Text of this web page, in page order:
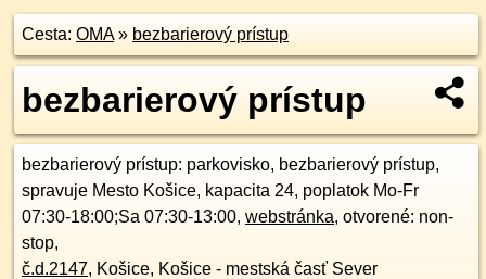
Cesta: OMA» bezbarierový prístup
bezbarierový prístup
bezbarierový prístup: parkovisko, bezbarierový prístup,
spravuje Mesto Košice, kapacita 24, poplatok Mo-Fr
07:30-18:00;Sa 07:30-13:00, webstránka, otvorené: non-
stop,
č.d.2147, Košice, Košice - mestská časť Sever